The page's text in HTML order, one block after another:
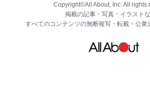
Copyright©All About, Inc. All rights
掲載の記事・写真・イラストな
すべてのコンテンツの無断複写・転載・公衆